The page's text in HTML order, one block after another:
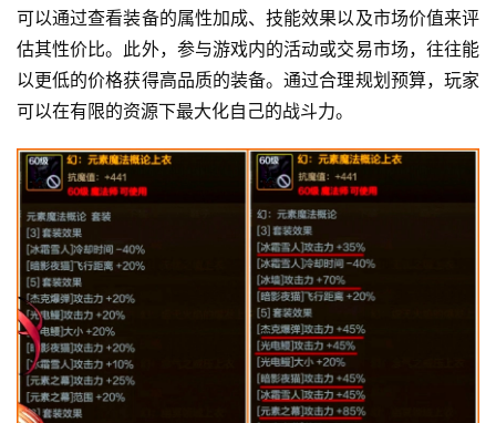
可以通过查看装备的属性加成、技能效果以及市场价值来评
估其性价比。此外，参与游戏内的活动或交易市场，往往能
以更低的价格获得高品质的装备。通过合理规划预算，玩家
可以在有限的资源下最大化自己的战斗力。